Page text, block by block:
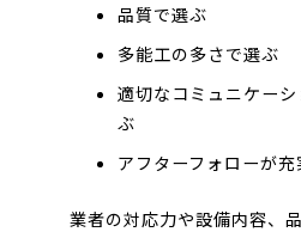
品質で選ぶ
多能工の多さで選ぶ
適切なコミュニケー
ぶ
アフターフォローが
業者の対応力や設備内容、